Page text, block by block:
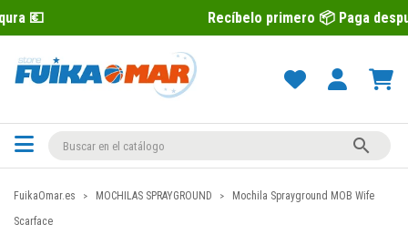
Recíbelo primero 📦 Paga después con

FuikaOmar.es MOCHILAS SPRAYGROUND
Mochila Sprayground MOB Wife
Scarface